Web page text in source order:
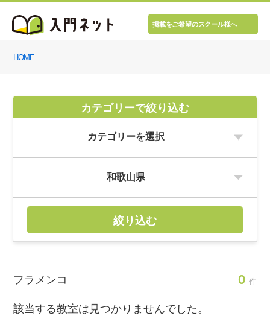
掲載をご希望のスクール様へ
HOME
カテゴリーで絞り込む
絞り込む
フラメンコ 0 件
該当する教室は見つかりませんでした。